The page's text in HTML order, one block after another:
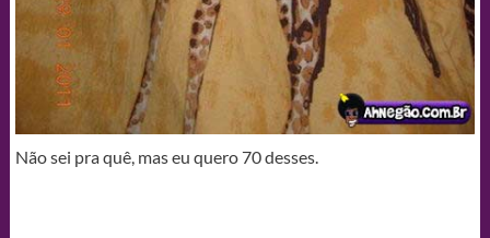
Não sei pra quê, mas eu quero 70 desses.